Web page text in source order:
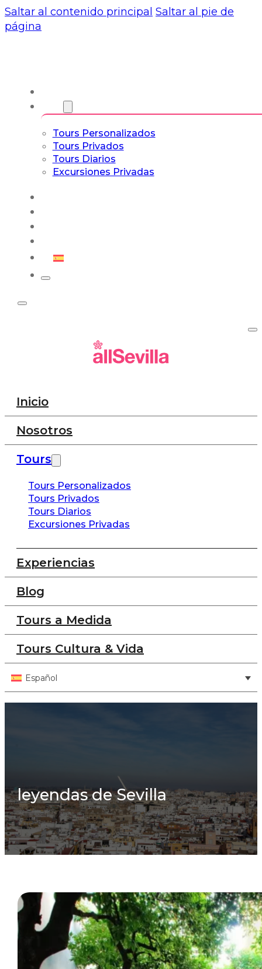
Saltar al contenido principal Saltar al pie de
página
Tours Personalizados
Tours Privados
Tours Diarios
Excursiones Privadas
Inicio
Nosotros
Tours
Tours Personalizados
Tours Privados
Tours Diarios
Excursiones Privadas
Experiencias
Blog
Tours a Medida
Tours Cultura & Vida
Español
leyendas de Sevilla